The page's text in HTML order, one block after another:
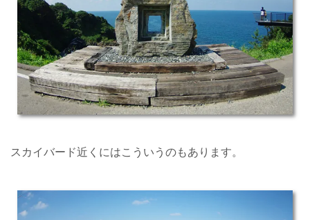
スカイバード近くにはこういうのもあります。